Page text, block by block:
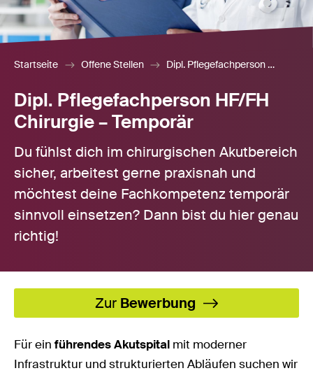
Über uns
Startseite Offene Stellen Dipl. Pflegefachperson HF/FH Chirurgie – Temporär
Dipl. Pflegefachperson HF/FH
Chirurgie – Temporär
Du fühlst dich im chirurgischen Akutbereich
sicher, arbeitest gerne praxisnah und
möchtest deine Fachkompetenz temporär
sinnvoll einsetzen? Dann bist du hier genau
richtig!
Zur Bewerbung
Für ein führendes Akutspital mit moderner
Infrastruktur und strukturierten Abläufen suchen wir